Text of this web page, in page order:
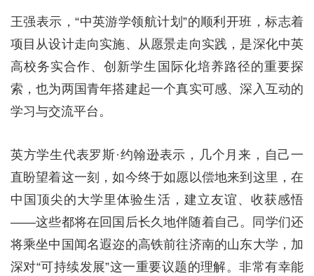
王强表示，“中英游学领航计划”的顺利开班，标志着
项目从设计走向实施、从愿景走向实践，是深化中英
高校务实合作、创新学生国际化培养路径的重要探
索，也为两国青年搭建起一个真实可感、深入互动的
学习与交流平台。
英方学生代表罗斯·约翰逊表示，几个月来，自己一
直盼望着这一刻，如今终于如愿以偿地来到这里，在
中国顶尖的大学里体验生活，建立友谊、收获感悟
——这些都将在回国后长久地伴随着自己。同学们还
将乘坐中国闻名遐迩的高铁前往济南的山东大学，加
深对“可持续发展”这一重要议题的理解。非常有幸能